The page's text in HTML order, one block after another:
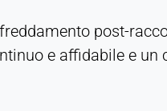
post-
e affidabile e un